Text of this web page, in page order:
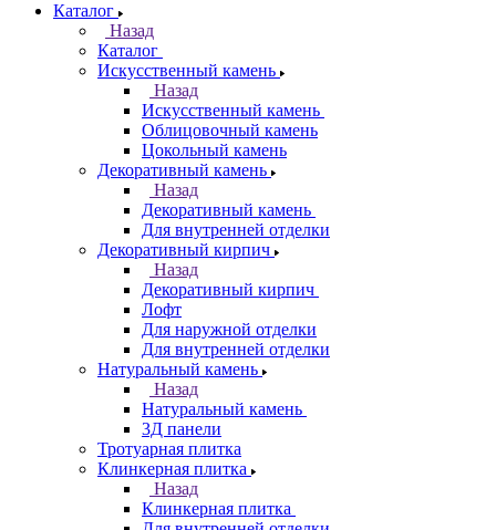
Каталог
Назад
Каталог
Искусственный камень
Назад
Искусственный камень
Облицовочный камень
Цокольный камень
Декоративный камень
Назад
Декоративный камень
Для внутренней отделки
Декоративный кирпич
Назад
Декоративный кирпич
Лофт
Для наружной отделки
Для внутренней отделки
Натуральный камень
Назад
Натуральный камень
3Д панели
Тротуарная плитка
Клинкерная плитка
Назад
Клинкерная плитка